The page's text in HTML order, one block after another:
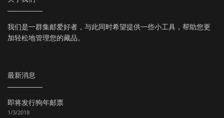
我们是一群集邮爱好者，与此同时希望提供一些小工具，帮助您更
加轻松地管理您的藏品。
最新消息
即将发行狗年邮票
1/3/2018